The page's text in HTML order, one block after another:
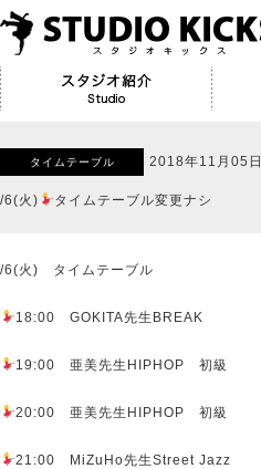
タイムテーブル 2018年11月05日
/6(火) タイムテーブル変更ナシ
/6(火) タイムテーブル
18:00 GOKITA先生BREAK
19:00 亜美先生HIPHOP 初級
20:00 亜美先生HIPHOP 初級
21:00 MiZuHo先生Street Jazz